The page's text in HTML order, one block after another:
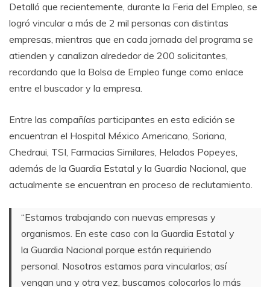
Detalló que recientemente, durante la Feria del Empleo, se
logró vincular a más de 2 mil personas con distintas
empresas, mientras que en cada jornada del programa se
atienden y canalizan alrededor de 200 solicitantes,
recordando que la Bolsa de Empleo funge como enlace
entre el buscador y la empresa.
Entre las compañías participantes en esta edición se
encuentran el Hospital México Americano, Soriana,
Chedraui, TSI, Farmacias Similares, Helados Popeyes,
además de la Guardia Estatal y la Guardia Nacional, que
actualmente se encuentran en proceso de reclutamiento.
“Estamos trabajando con nuevas empresas y
organismos. En este caso con la Guardia Estatal y
la Guardia Nacional porque están requiriendo
personal. Nosotros estamos para vincularlos; así
vengan una y otra vez, buscamos colocarlos lo más